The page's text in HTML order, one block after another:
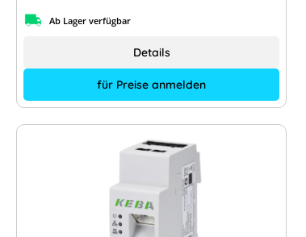
Ab Lager verfügbar
für Preise anmelden
Details